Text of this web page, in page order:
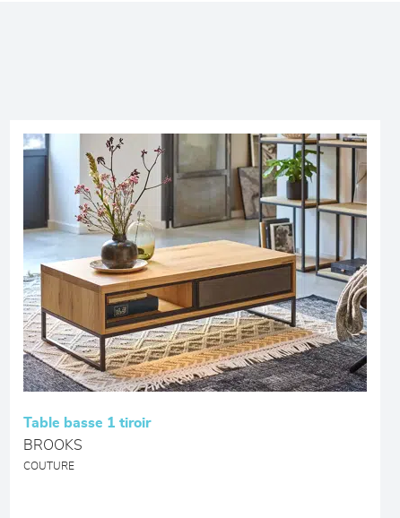
Table basse 1 tiroir
BROOKS
COUTURE